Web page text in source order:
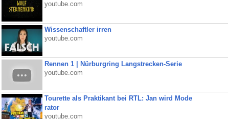
youtube.com
Wissenschaftler irren
youtube.com
Rennen 1 | Nürburgring Langstrecken-Serie
youtube.com
Tourette als Praktikant bei RTL: Jan wird Mode
rator
youtube.com